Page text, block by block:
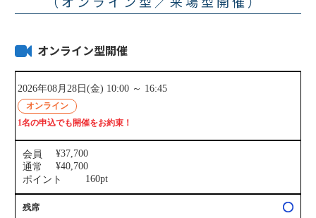
オンライン型開催